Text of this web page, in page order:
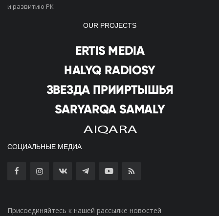
и развитию РК
OUR PROJECTS
СОЦИАЛЬНЫЕ МЕДИА
Присоединяйтесь к нашей рассылке новостей